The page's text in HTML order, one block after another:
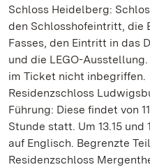
Schloss Heidelberg:
den Schlosshofeintritt, die
Fasses, den Eintritt in das
und die LEGO-
im Ticket nicht inbegriffen.
Residenzschloss
Führung: Diese findet von
Stunde statt. Um 13.15 und
auf Englisch. Begrenzte
Residenzschloss